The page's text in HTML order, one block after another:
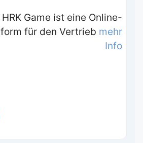
HRK Game ist eine Online-
für den Vertrieb mehr
Info